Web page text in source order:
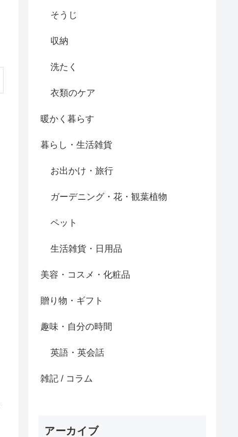
そうじ
収納
洗たく
衣類のケア
暖かく暮らす
暮らし・生活雑貨
お出かけ・旅行
ガーデニング・花・観葉植物
ペット
生活雑貨・日用品
美容・コスメ・化粧品
贈り物・ギフト
趣味・自分の時間
英語・英会話
雑記 / コラム
アーカイブ